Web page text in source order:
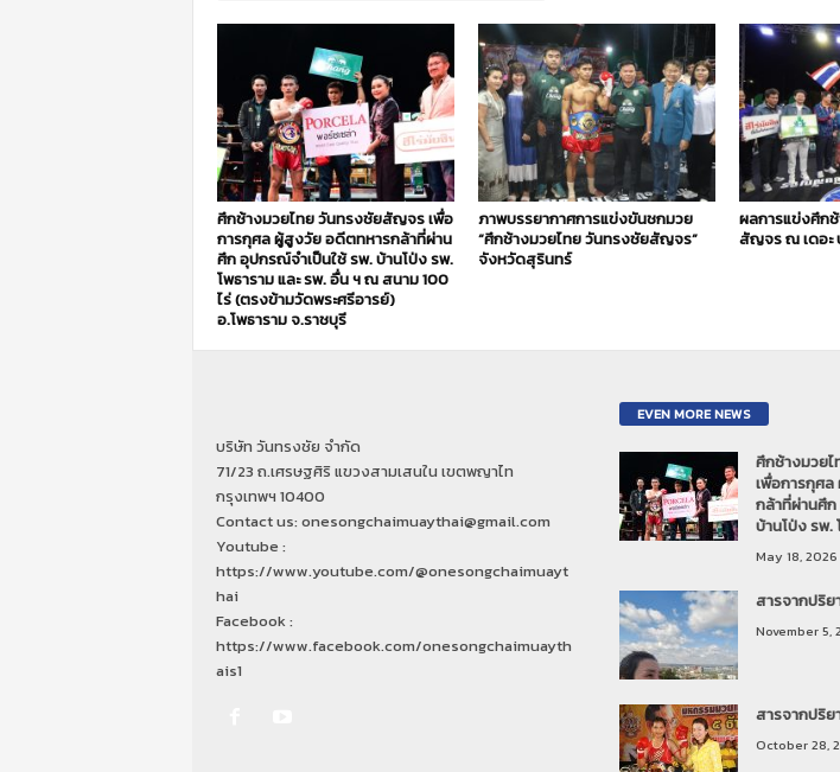
ศึกช้างมวยไทย วันทรงชัยสัญจร เพื่อ
การกุศล ผู้สูงวัย อดีตทหารกล้าที่ผ่าน
ศึก อุปกรณ์จำเป็นใช้ รพ. บ้านโป่ง รพ.
โพธาราม และ รพ. อื่น ฯ ณ สนาม 100
ไร่ (ตรงข้ามวัดพระศรีอารย์)
อ.โพธาราม จ.ราชบุรี
ภาพบรรยากาศการแข่งขันชกมวย
“ศึกช้างมวยไทย วันทรงชัยสัญจร”
จังหวัดสุรินทร์
ผลการแข่งศึก
สัญจร ณ เดอะ
บริษัท วันทรงชัย จำกัด
71/23 ถ.เศรษฐศิริ แขวงสามเสนใน เขตพญาไท
กรุงเทพฯ 10400
Contact us: onesongchaimuaythai@gmail.com
Youtube :
https://www.youtube.com/@onesongchaimuayt
hai
Facebook :
https://www.facebook.com/onesongchaimuayth
ais1
EVEN MORE NEWS
ศึกช้างมวย
เพื่อการกุศ
กล้าที่ผ่านศึ
บ้านโป่ง รพ.
May 18, 2026
สารจากปริย
November 5,
สารจากปริ
October 28,